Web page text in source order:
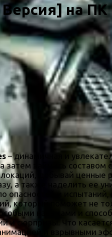
на ПК
– динамичная и
займись
добывай
а также наделить ее
опасностей и
который поможет не
навыками и
сюрпризы. Что
и взрывными